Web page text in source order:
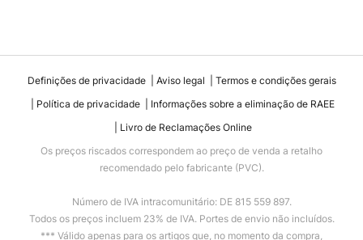
Definições de privacidade Aviso legal
Termos e condições gerais
Política de privacidade
Informações sobre a eliminação de RAEE
Livro de Reclamações Online
Os preços riscados correspondem ao preço de venda a retalho
recomendado pelo fabricante (PVC).
Número de IVA intracomunitário: DE 815 559 897.
Todos os preços incluem 23% de IVA. Portes de envio não incluídos.
*** Válido apenas para os artigos que, no momento da compra,